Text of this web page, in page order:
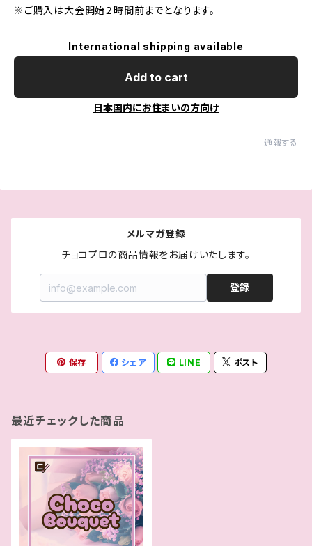
※ご購入は大会開始２時間前までとなります。
International shipping available
Add to cart
日本国内にお住まいの方向け
通報する
メルマガ登録
チョコプロの商品情報をお届けいたします。
登録
保存 シェア LINE ポスト
最近チェックした商品